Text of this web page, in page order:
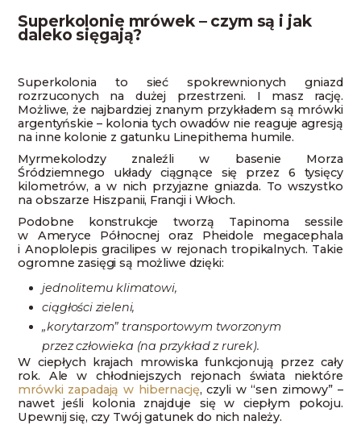
Superkolonie mrówek – czym są i jak
daleko sięgają?
Superkolonia to sieć spokrewnionych gniazd
rozrzuconych na dużej przestrzeni. I masz rację.
Możliwe, że najbardziej znanym przykładem są mrówki
argentyńskie – kolonia tych owadów nie reaguje agresją
na inne kolonie z gatunku Linepithema humile.
Myrmekolodzy znaleźli w basenie Morza
Śródziemnego układy ciągnące się przez 6 tysięcy
kilometrów, a w nich przyjazne gniazda. To wszystko
na obszarze Hiszpanii, Francji i Włoch.
Podobne konstrukcje tworzą Tapinoma sessile
w Ameryce Północnej oraz Pheidole megacephala
i Anoplolepis gracilipes w rejonach tropikalnych. Takie
ogromne zasięgi są możliwe dzięki:
jednolitemu klimatowi,
ciągłości zieleni,
„korytarzom” transportowym tworzonym
przez człowieka (na przykład z rurek).
W ciepłych krajach mrowiska funkcjonują przez cały
rok. Ale w chłodniejszych rejonach świata niektóre
mrówki zapadają w hibernację, czyli w “sen zimowy” –
nawet jeśli kolonia znajduje się w ciepłym pokoju.
Upewnij się, czy Twój gatunek do nich należy.